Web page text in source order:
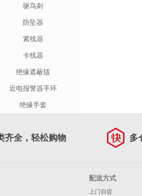
驱鸟刺
防坠器
紧线器
卡线器
绝缘遮蔽毯
近电报警器手环
绝缘手套
齐全，轻松购物 多
配送方式
上门自提